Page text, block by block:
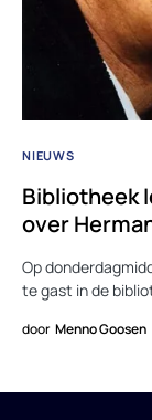
NIEUWS
Bibliotheek
over
Op
te gast in de
door Menno Goosen